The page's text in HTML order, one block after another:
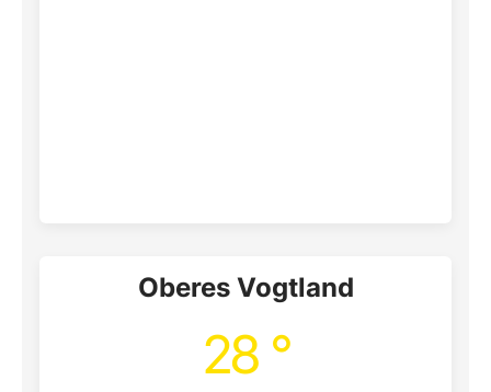
Oberes Vogtland
28 °